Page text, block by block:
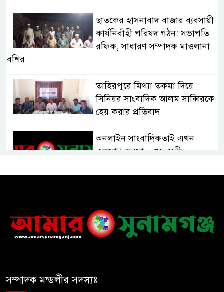
ছাতকের হাসনাবাদ বাজার ব্যবসায়ী
কার্যনির্বাহী পরিষদ গঠন: সভাপতি
রফিক, সাধারণ সম্পাদক মাওলানা
বশির
তাহিরপুরে মিথ্যা তকমা দিয়ে
সিনিয়র সাংবাদিক আলম সাব্বিরকে
হেয় করার প্রতিবাদ
অনলাইন সাংবাদিকতাই এখন
একমাত্র ভরসা – সেতুমন্ত্রী
“রোড ব্লক কর্মসূচি “
তাহিরপুরে বজ্রপাতে যুবকের মৃত্যু
সুনামগঞ্জ জেলা সিএনজি শ্রমিক
সম্পাদক মন্ডলীর সদস্যঃ